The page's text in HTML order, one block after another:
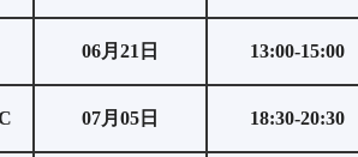
06月 21 日 13:00-15:00
07月 05日 18:30-20:30